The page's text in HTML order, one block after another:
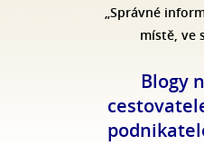
„Správné
místě, ve
Blogy